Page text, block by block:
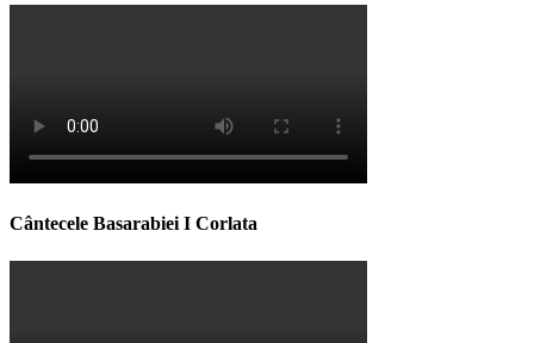
Cântecele Basarabiei I Corlata